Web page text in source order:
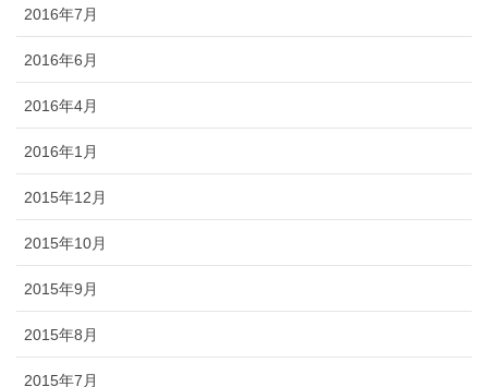
2016年7月
2016年6月
2016年4月
2016年1月
2015年12月
2015年10月
2015年9月
2015年8月
2015年7月